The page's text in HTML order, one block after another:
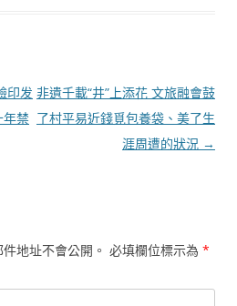
印发
年禁
非遺千載“井”上添花 文旅融會鼓
了村平易近錢覓包養袋、美了生
涯周遭的狀況 →
地址不會公開。 必填欄位標示為 *